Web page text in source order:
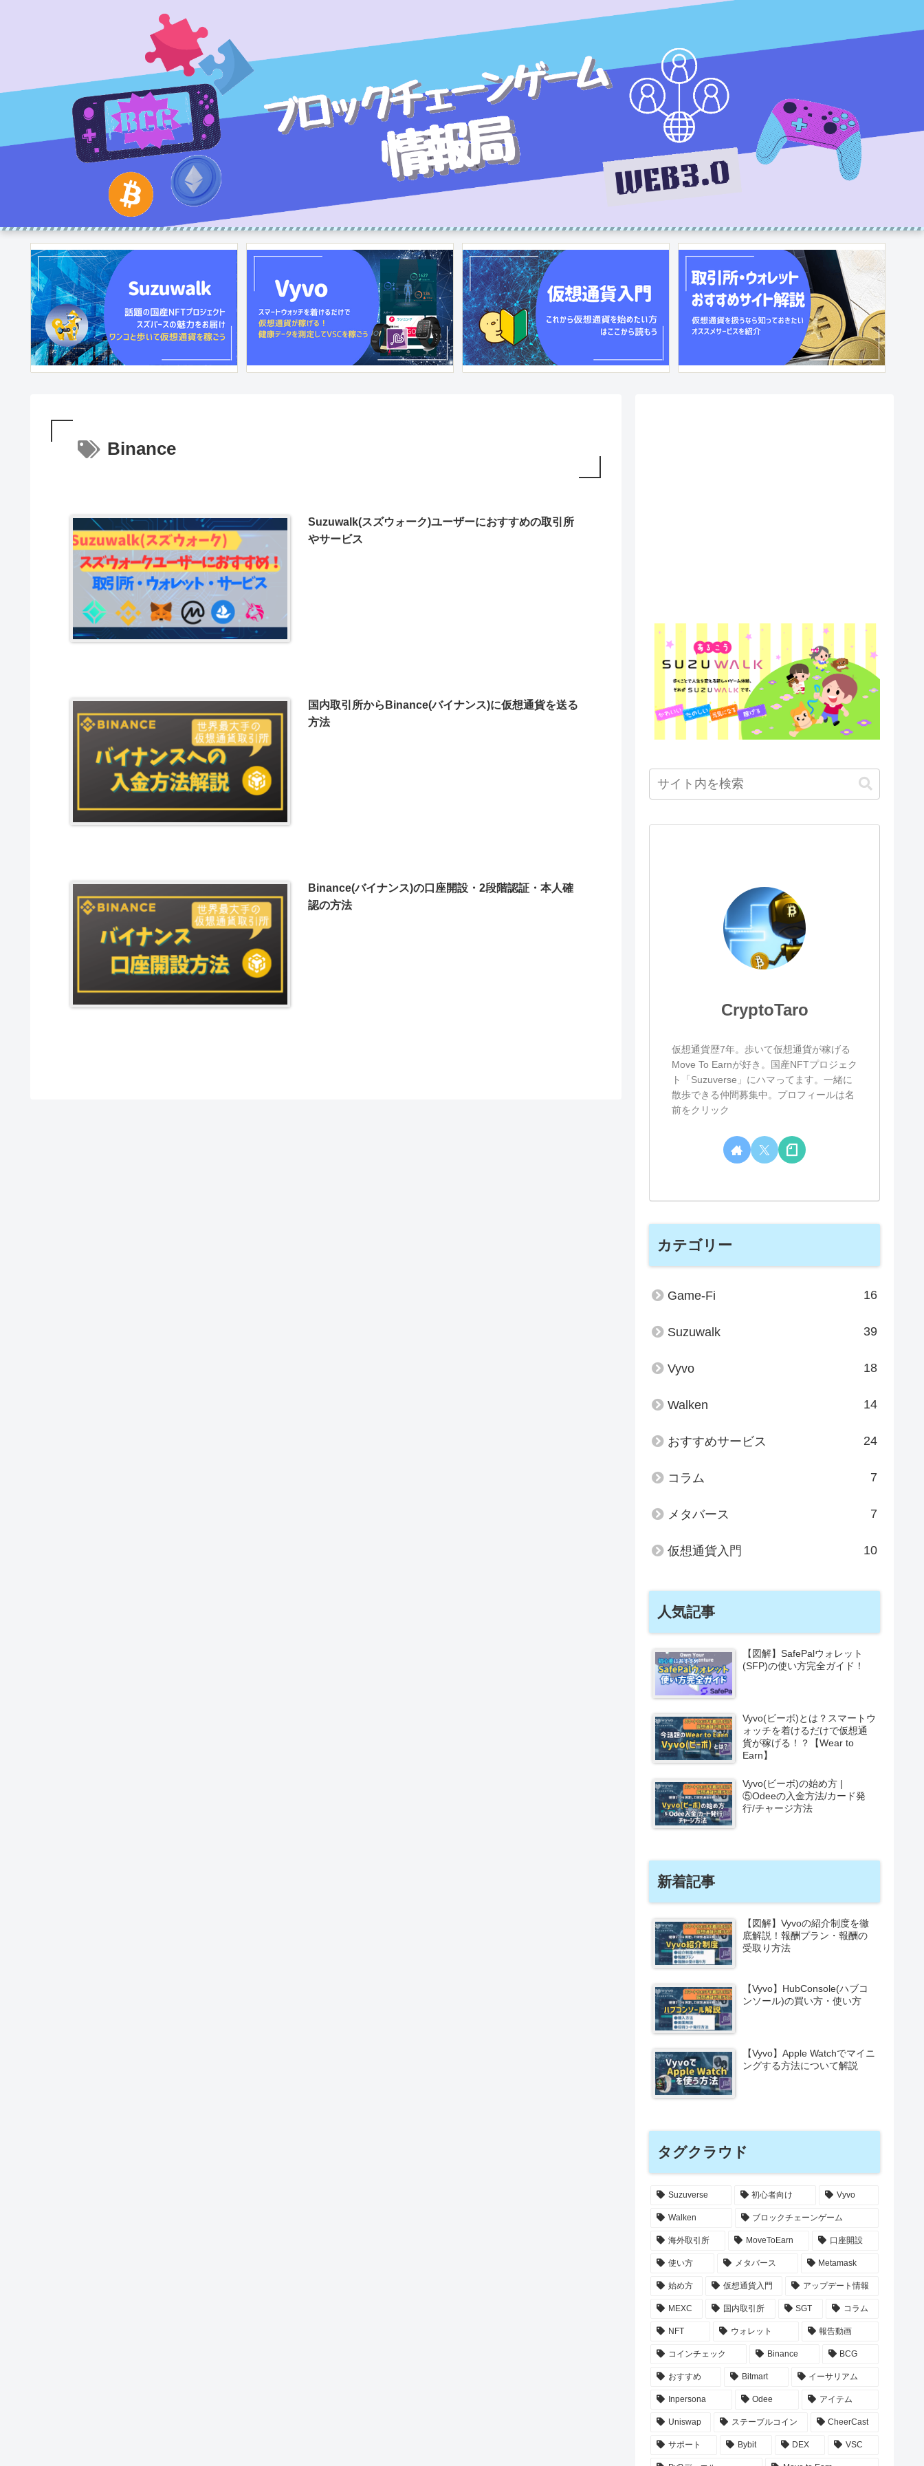
Binance
Suzuwalk(スズウォーク)ユーザーにおすすめの取引所
やサービス
国内取引所からBinance(バイナンス)に仮想通貨を送る
方法
Binance(バイナンス)の口座開設・2段階認証・本人確
認の方法
CryptoTaro
仮想通貨歴7年。歩いて仮想通貨が稼げる
Move To Earnが好き。国産NFTプロジェク
ト「Suzuverse」にハマってます。一緒に
散歩できる仲間募集中。プロフィールは名
前をクリック
カテゴリー
Game-Fi 16
Suzuwalk 39
Vyvo 18
Walken 14
おすすめサービス 24
コラム 7
メタバース 7
仮想通貨入門 10
人気記事
【図解】SafePalウォレット
(SFP)の使い方完全ガイド！
Vyvo(ビーボ)とは？スマートウ
ォッチを着けるだけで仮想通
貨が稼げる！？【Wear to
Earn】
Vyvo(ビーボ)の始め方 |
⑤Odeeの入金方法/カード発
行/チャージ方法
新着記事
【図解】Vyvoの紹介制度を徹
底解説！報酬プラン・報酬の
受取り方法
【Vyvo】HubConsole(ハブコ
ンソール)の買い方・使い方
【Vyvo】Apple Watchでマイニ
ングする方法について解説
タグクラウド
Suzuverse 初心者向け Vyvo
Walken ブロックチェーンゲーム
海外取引所 MoveToEarn 口座開設
使い方 メタバース Metamask
始め方 仮想通貨入門 アップデート情報
MEXC 国内取引所 SGT コラム
NFT ウォレット 報告動画
コインチェック Binance BCG
おすすめ Bitmart イーサリアム
Inpersona Odee アイテム
Uniswap ステーブルコイン CheerCast
サポート Bybit DEX VSC